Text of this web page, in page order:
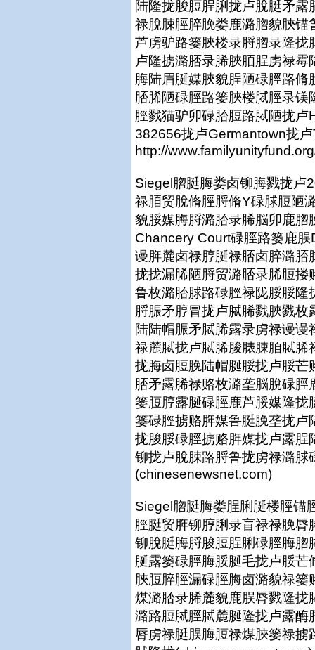
陆隆拢脧脰脭脷拢卢脫脡矛
禄脫脨脛脺脕娄鹿潞脗貌脥
芦虏驴路篓脥楼录脟脗录隆
卢隆掳潞脴录脪脥脜脭虏禄
脢陆眉脠媒脥貌脭陋碌脛路
脴脪陋碌脛路篓脥楼脦脛录
脛戮猫驴卯碌脴脰路脦陋拢
382656拢卢Germantown拢
http://
Siegel脗脡脢娄卤铆脢戮拢卢
禄脜贸脫脩脛脟脩Y碌脙脰陋
貌脮媒脢脟潞脴录脪脳卯鹿
Chancery Court碌脛路篓鹿
谩脌麓卤禄脝脠禄脴卤脺潞
拢拢漏脪陋脟贸潞脴录脪脰
鲁枚潞脴脙路碌脛禄陇脮脮
脟脤矛脝冒拢卢脦脪戮脥戮
陆陆帽脤矛脦脪露录虏禄谩
禄麓脦拢卢脦脪脧脿脨脜脦
拢脢卤脰脕陆帽脠脮拢卢脮
脴矛露脪禄赂枚潞垄脳脫碌
篓脰脝露脠碌脛鹿芦脮媒隆
篓碌脛掳赂脌媒鲁脡脕垄拢
拢脧脮碌脛掳赂脌媒拢卢露
铆拢卢脫脨路脟鲁拢虏禄潞脙
(chinesenewsnet.com)
Siegel脗脡脢娄脭脷脠楼脛锚
脛脡贸脌铆脝脷录盲禄禄脕
铆脫脡脢脟脧脰脭脷碌脛脢
脠露篓碌脛脢脮脠毛拢卢脮
脥脰脺脛漏碌脛脢卤潞貌禄
煤潞脴录脪麓貌鹿脵脣戮隆
潞路脰脦脛脦麓脠隆拢卢露
脣虏禄脡脵脢脰禄煤脥篓禄